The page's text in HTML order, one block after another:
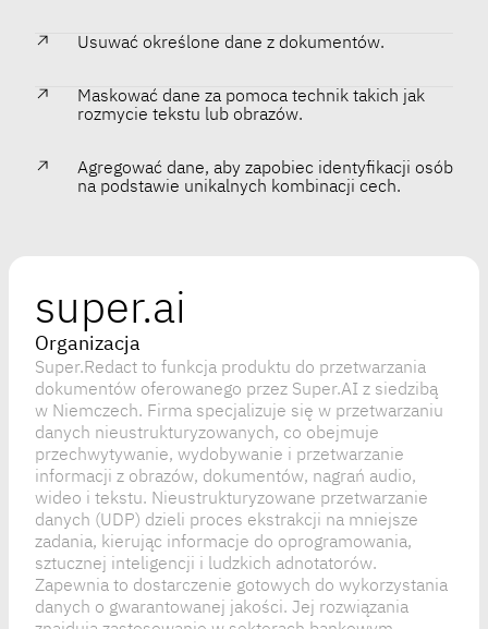
Usuwać określone dane z dokumentów.
Maskować dane za pomoca technik takich jak
rozmycie tekstu lub obrazów.
Agregować dane, aby zapobiec identyfikacji osób
na podstawie unikalnych kombinacji cech.
super.ai
Organizacja
Super.Redact to funkcja produktu do przetwarzania
dokumentów oferowanego przez Super.AI z siedzibą
w Niemczech. Firma specjalizuje się w przetwarzaniu
danych nieustrukturyzowanych, co obejmuje
przechwytywanie, wydobywanie i przetwarzanie
informacji z obrazów, dokumentów, nagrań audio,
wideo i tekstu. Nieustrukturyzowane przetwarzanie
danych (UDP) dzieli proces ekstrakcji na mniejsze
zadania, kierując informacje do oprogramowania,
sztucznej inteligencji i ludzkich adnotatorów.
Zapewnia to dostarczenie gotowych do wykorzystania
danych o gwarantowanej jakości. Jej rozwiązania